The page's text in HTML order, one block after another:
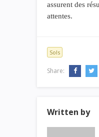
assurent des
attentes.
Sols
Share:
Written by